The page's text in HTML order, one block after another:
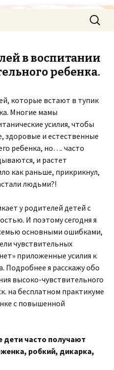
Найти:
в воспитании
ребенка.
которые встают в тупик
Многие мамы
усилия, чтобы
здоровые и естественные
ребенка, но…. часто
и растет
как раньше, прикрикнул,
людьми?!
у родителей детей с
И поэтому сегодня я
основными ошибками,
чувствительных
приложенные усилия к
Подробнее я расскажу обо
высоко-чувствительного
на бесплатном практикуме
с повышенной
дети часто получают
робкий, дикарка,